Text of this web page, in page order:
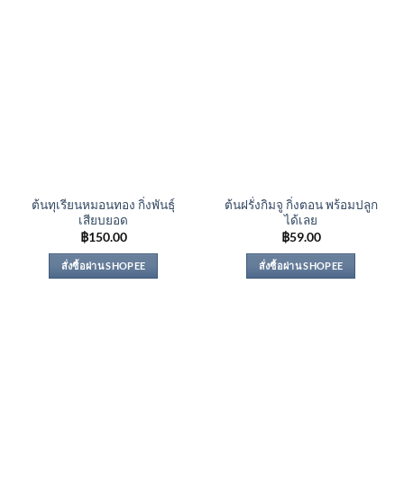
ต้นทุเรียนหมอนทอง กิ่งพันธุ์
เสียบยอด
฿150.00
สั่งซื้อผ่าน SHOPEE
ต้นฝรั่งกิมจู กิ่งตอน พร้อมปลูก
ได้เลย
฿59.00
สั่งซื้อผ่าน SHOPEE